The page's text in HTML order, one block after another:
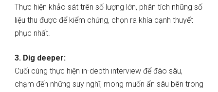
Thực hiện khảo sát trên số lượng lớn, phân tích những số
liệu thu được để kiểm chứng, chọn ra khía cạnh thuyết
phục nhất.
3. Dig deeper:
Cuối cùng thực hiện in-depth interview để đào sâu,
chạm đến những suy nghĩ, mong muốn ẩn sâu bên trong